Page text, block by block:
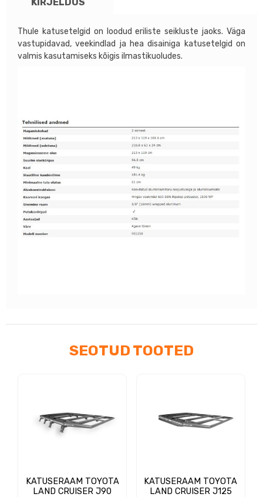
Thule katusetelgid on loodud eriliste seikluste jaoks. Väga
vastupidavad, veekindlad ja hea disainiga katusetelgid on
valmis kasutamiseks kõigis ilmastikuoludes.
SEOTUD TOOTED
KATUSERAAM TOYOTA
LAND CRUISER J90
KATUSERAAM TOYOTA
LAND CRUISER J125